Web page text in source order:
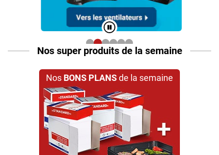
Nos super produits de la semaine
Nos BONS PLANSde la semaine